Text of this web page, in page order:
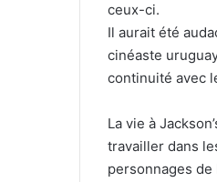
ceux-ci.
Il aurait été
cinéaste
continuité avec
La vie à
travailler dans
personnages de